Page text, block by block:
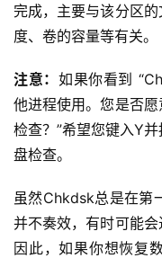
投
稿
日
好
诗
完成，主要与该分区
度、卷的容量等有关。
注意： 如果你看到
他进程使用。您是否
检查？”希望您键入Y
盘检查。
虽然Chkdsk总是在第
并不奏效，有时可能会
因此，如果你想恢复